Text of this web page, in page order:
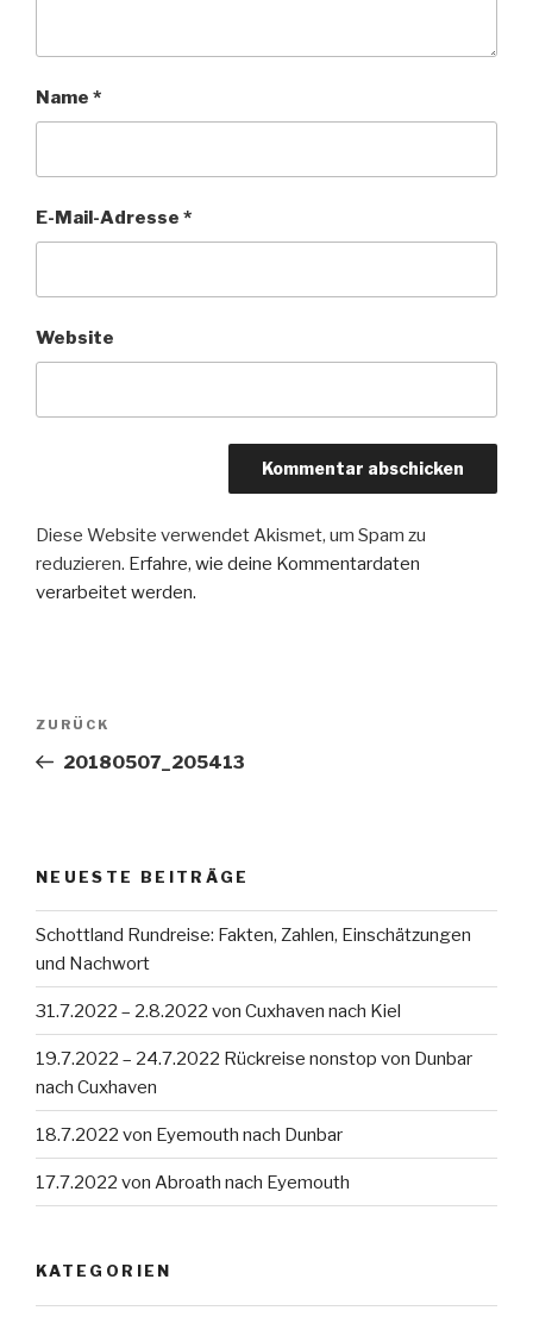
Name *
E-Mail-Adresse *
Website
Diese Website verwendet Akismet, um Spam zu
reduzieren. Erfahre, wie deine Kommentardaten
verarbeitet werden.
Beitragsnavigation
Vorheriger
Beitrag
ZURÜCK
20180507_205413
NEUESTE BEITRÄGE
Schottland Rundreise: Fakten, Zahlen, Einschätzungen
und Nachwort
31.7.2022 – 2.8.2022 von Cuxhaven nach Kiel
19.7.2022 – 24.7.2022 Rückreise nonstop von Dunbar
nach Cuxhaven
18.7.2022 von Eyemouth nach Dunbar
17.7.2022 von Abroath nach Eyemouth
KATEGORIEN